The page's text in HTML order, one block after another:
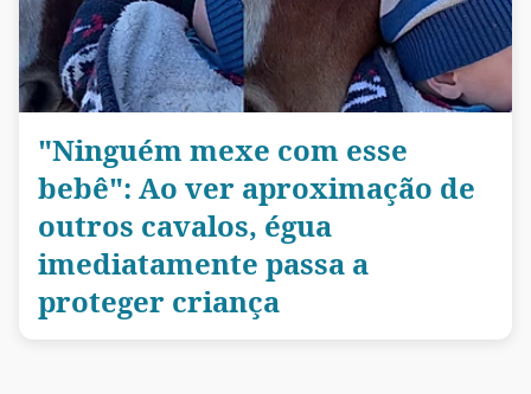
"Ninguém mexe com esse
bebê": Ao ver aproximação de
outros cavalos, égua
imediatamente passa a
proteger criança